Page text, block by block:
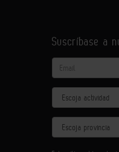
Suscríbase a
Email
Actividad
Provincia